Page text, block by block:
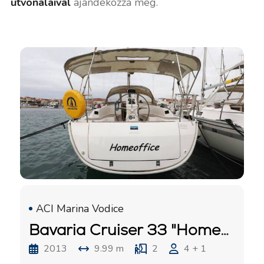
ACI Marina Vodice
Bavaria Cruiser 33 "Homeoffice"
2013 9.99 m 2 4 + 1